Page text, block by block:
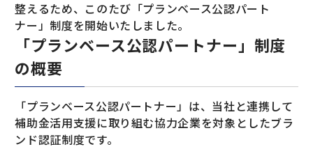
整えるため、このたび「プランベース公認パート
ナー」制度を開始いたしました。
「プランベース公認パートナー」制度
の概要
「プランベース公認パートナー」は、当社と連携して
補助金活用支援に取り組む協力企業を対象としたブラ
ンド認証制度です。